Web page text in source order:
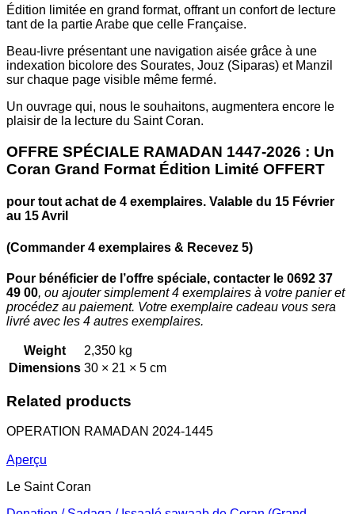
Édition limitée en grand format, offrant un confort de lecture
tant de la partie Arabe que celle Française.
Beau-livre présentant une navigation aisée grâce à une
indexation bicolore des Sourates, Jouz (Siparas) et Manzil
sur chaque page visible même fermé.
Un ouvrage qui, nous le souhaitons, augmentera encore le
plaisir de la lecture du Saint Coran.
OFFRE SPÉCIALE RAMADAN 1447-2026 : Un
Coran Grand Format Édition Limité OFFERT
pour tout achat de 4 exemplaires. Valable du 15 Février
au 15 Avril
(Commander 4 exemplaires & Recevez 5)
Pour bénéficier de l’offre spéciale, contacter le 0692 37
49 00, ou ajouter simplement 4 exemplaires à votre panier et
procédez au paiement. Votre exemplaire cadeau vous sera
livré avec les 4 autres exemplaires.
Weight
2,350 kg
Dimensions 30 × 21 × 5 cm
Related products
OPERATION RAMADAN 2024-1445
Aperçu
Le Saint Coran